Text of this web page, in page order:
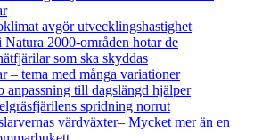
avgör utvecklingshastighet
Natura 2000-områden hotar de
som ska skyddas
– tema med många variationer
anpassning till dagslängd hjälper
spridning norrut
värdväxter– Mycket mer än en